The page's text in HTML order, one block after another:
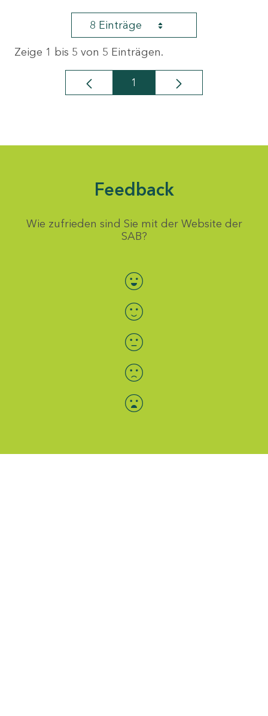
8 Einträge
Zeige 1 bis 5 von 5 Einträgen.
Seite
1
Feedback
Wie zufrieden sind Sie mit der Website der
SAB?
Bewertung auswählen